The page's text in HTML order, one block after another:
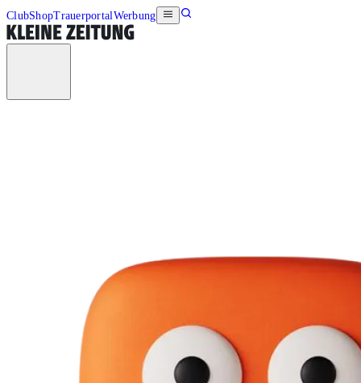
ClubShopTrauerportalWerbung